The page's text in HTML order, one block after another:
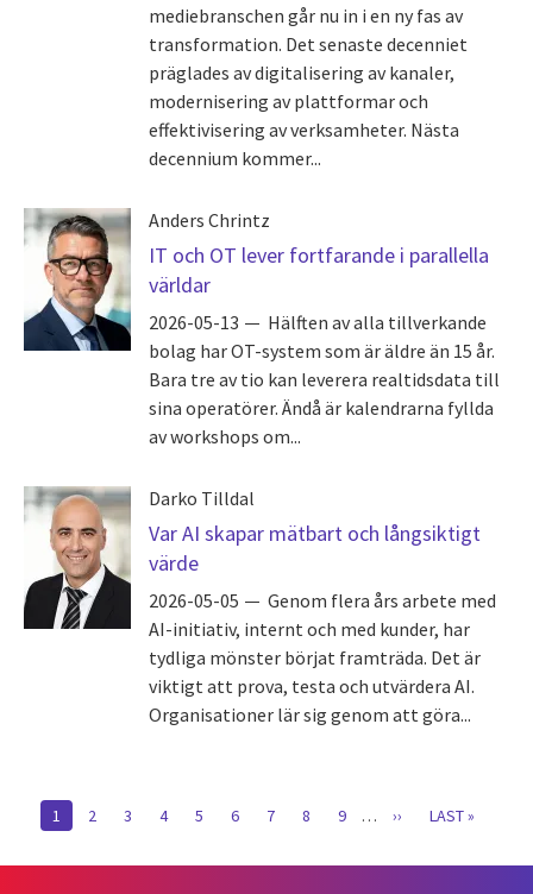
mediebranschen går nu in i en ny fas av
transformation. Det senaste decenniet
präglades av digitalisering av kanaler,
modernisering av plattformar och
effektivisering av verksamheter. Nästa
decennium kommer...
Anders Chrintz
IT och OT lever fortfarande i parallella
världar
2026-05-13
Hälften av alla tillverkande
bolag har OT-system som är äldre än 15 år.
Bara tre av tio kan leverera realtidsdata till
sina operatörer. Ändå är kalendrarna fyllda
av workshops om...
Darko Tilldal
Var AI skapar mätbart och långsiktigt
värde
2026-05-05
Genom flera års arbete med
AI-initiativ, internt och med kunder, har
tydliga mönster börjat framträda. Det är
viktigt att prova, testa och utvärdera AI.
Organisationer lär sig genom att göra...
Pagination
CURRENT
1 SIDA
2 SIDA
3 SIDA
4 SIDA
5 SIDA
6 SIDA
7 SIDA
8 SIDA
9 …
NÄSTA
››
SISTA
LAST »